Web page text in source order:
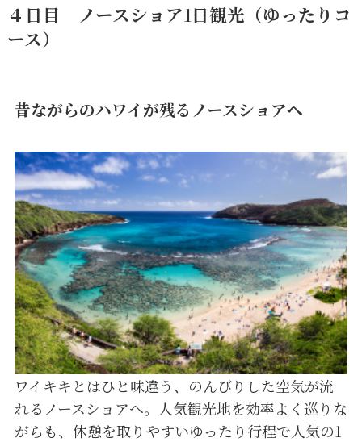
４日目
ノースショア1日観光（ゆったりコ
ース）
昔ながらのハワイが残るノースショアへ
ワイキキとはひと味違う、のんびりした空気が流
れるノースショアへ。人気観光地を効率よく巡りな
がらも、休憩を取りやすいゆったり行程で人気の1